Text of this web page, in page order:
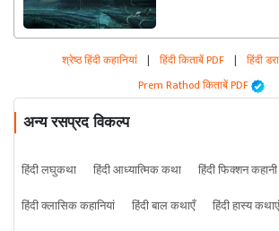
श्रेष्ठ हिंदी कहानियां | हिंदी किताबें PDF | हिंदी
Prem Rathod किताबें PDF
अन्य रसप्रद विकल्प
हिंदी लघुकथा हिंदी आध्यात्मिक कथा हिंदी फिक्शन कहानी
हिंदी क्लासिक कहानियां
हिंदी बाल कथाएँ हिंदी हास्य कथाएं